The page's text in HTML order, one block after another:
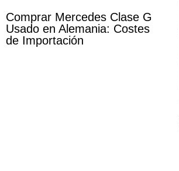
Comprar Mercedes Clase G
Usado en Alemania: Costes
de Importación